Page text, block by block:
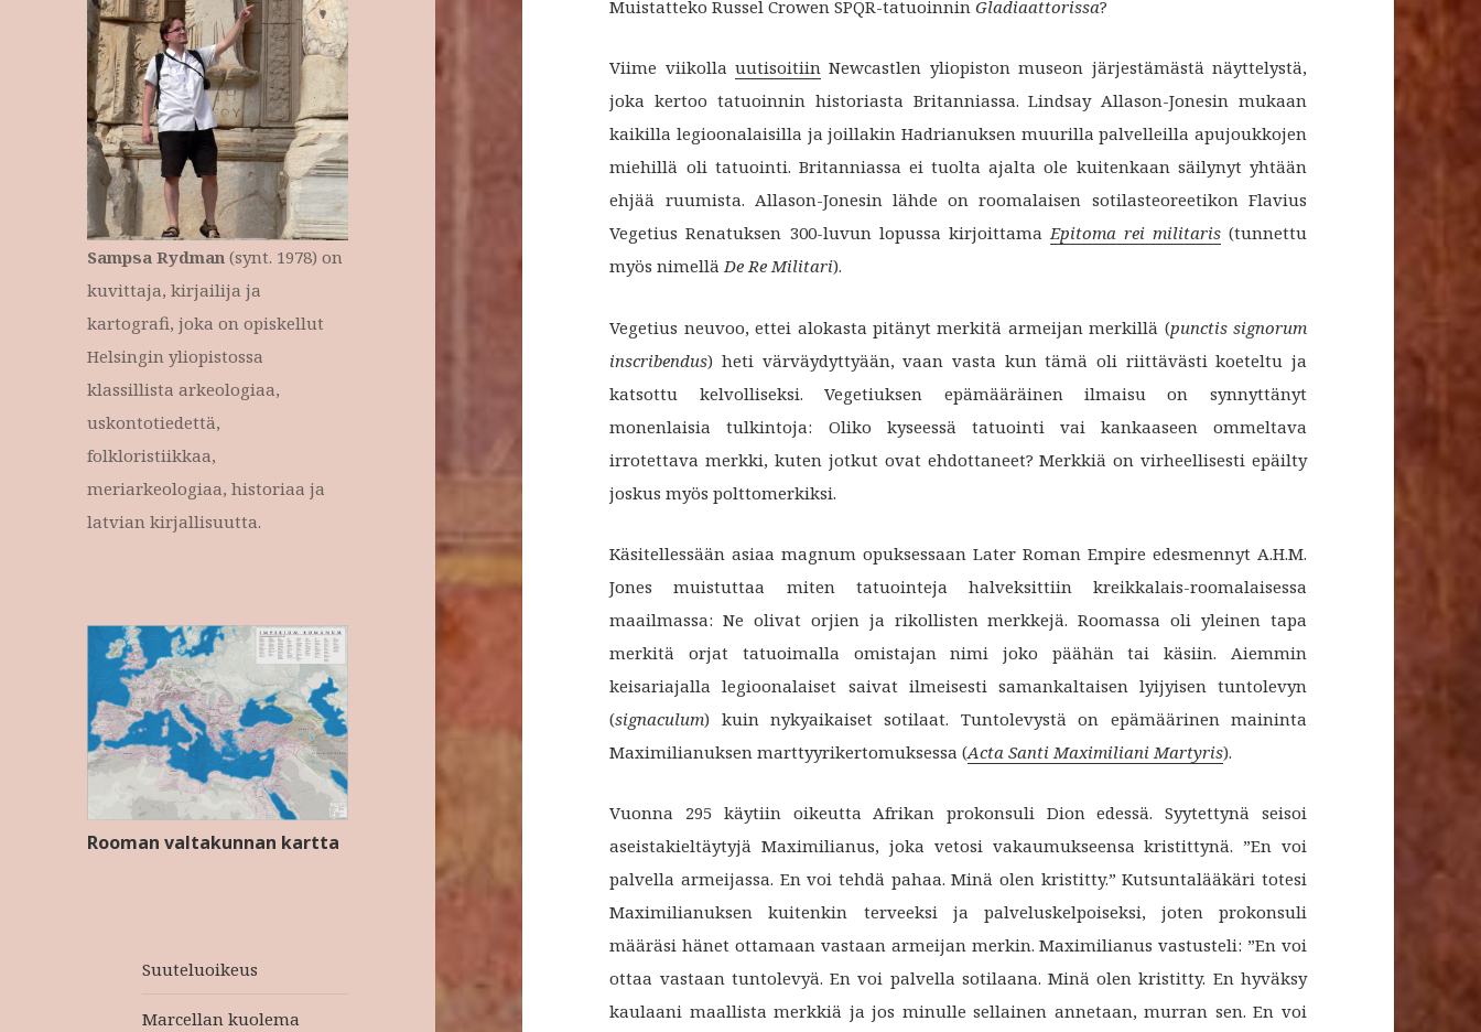
Sampsa Rydman (synt. 1978) on
kuvittaja, kirjailija ja
kartografi, joka on opiskellut
Helsingin yliopistossa
klassillista arkeologiaa,
uskontotiedettä,
folkloristiikkaa,
meriarkeologiaa, historiaa ja
latvian kirjallisuutta.
Rooman valtakunnan kartta
Suuteluoikeus
Marcellan kuolema
Muistatteko Russel Crowen SPQR-tatuoinninGladiaattorissa?
Viime viikollauutisoitiin Newcastlen yliopiston museon järjestämästä näyttelystä,
joka kertoo tatuoinnin historiasta Britanniassa. Lindsay Allason-Jonesin mukaan
kaikilla legioonalaisilla ja joillakin Hadrianuksen muurilla palvelleilla apujoukkojen
miehillä oli tatuointi. Britanniassa ei tuolta ajalta ole kuitenkaan säilynyt yhtään
ehjää ruumista. Allason-Jonesin lähde on roomalaisen sotilasteoreetikon Flavius
Vegetius Renatuksen 300-luvun lopussa kirjoittamaEpitoma rei militaris(tunnettu
myös nimelläDe Re Militari).
Vegetius neuvoo, ettei alokasta pitänyt merkitä armeijan merkillä (punctis signorum
inscribendus) heti värväydyttyään, vaan vasta kun tämä oli riittävästi koeteltu ja
katsottu kelvolliseksi. Vegetiuksen epämääräinen ilmaisu on synnyttänyt
monenlaisia tulkintoja: Oliko kyseessä tatuointi vai kankaaseen ommeltava
irrotettava merkki, kuten jotkut ovat ehdottaneet? Merkkiä on virheellisesti epäilty
joskus myös polttomerkiksi.
Käsitellessään asiaa magnum opuksessaan Later Roman Empire edesmennyt A.H.M.
Jones muistuttaa miten tatuointeja halveksittiin kreikkalais-roomalaisessa
maailmassa: Ne olivat orjien ja rikollisten merkkejä. Roomassa oli yleinen tapa
merkitä orjat tatuoimalla omistajan nimi joko päähän tai käsiin. Aiemmin
keisariajalla legioonalaiset saivat ilmeisesti samankaltaisen lyijyisen tuntolevyn
(signaculum) kuin nykyaikaiset sotilaat. Tuntolevystä on epämäärinen maininta
Maximilianuksen marttyyrikertomuksessa (Acta Santi Maximiliani Martyris).
Vuonna 295 käytiin oikeutta Afrikan prokonsuli Dion edessä. Syytettynä seisoi
aseistakieltäytyjä Maximilianus, joka vetosi vakaumukseensa kristittynä. ”En voi
palvella armeijassa. En voi tehdä pahaa. Minä olen kristitty.” Kutsuntalääkäri totesi
Maximilianuksen kuitenkin terveeksi ja palveluskelpoiseksi, joten prokonsuli
määräsi hänet ottamaan vastaan armeijan merkin. Maximilianus vastusteli: ”En voi
ottaa vastaan tuntolevyä. En voi palvella sotilaana. Minä olen kristitty. En hyväksy
kaulaani maallista merkkiä ja jos minulle sellainen annetaan, murran sen. En voi